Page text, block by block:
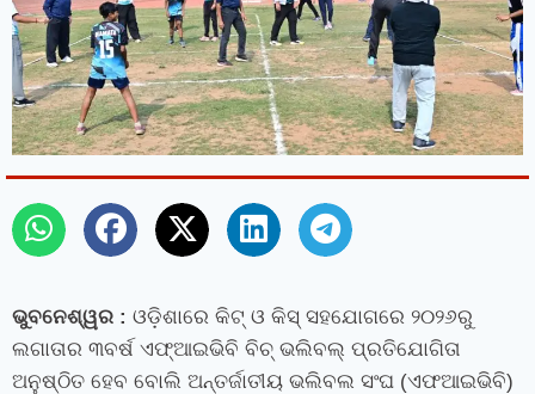
ଭୁବନେଶ୍ୱର : ଓଡ଼ିଶାରେ କିଟ୍‍ ଓ କିସ୍‍ ସହଯୋଗରେ ୨୦୨୬ରୁ
ଲଗାତାର ୩ବର୍ଷ ଏଫ୍‍ଆଇଭିବି ବିଚ୍‍ ଭଲିବଲ୍‍ ପ୍ରତିଯୋଗିତା
ଅନୁଷ୍ଠିତ ହେବ ବୋଲି ଅନ୍ତର୍ଜାତୀୟ ଭଲିବଲ ସଂଘ (ଏଫଆଇଭିବି)